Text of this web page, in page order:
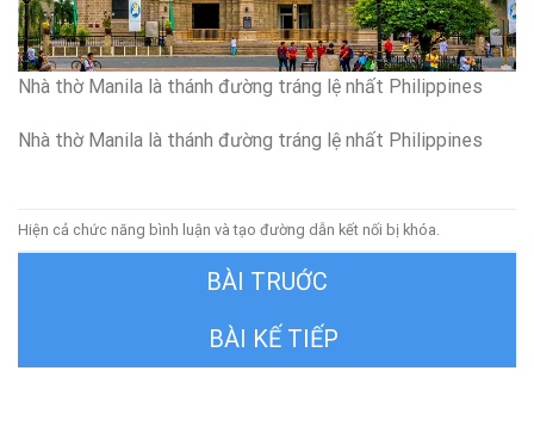
Nhà thờ Manila là thánh đường tráng lệ nhất Philippines
Nhà thờ Manila là thánh đường tráng lệ nhất Philippines
Hiện cả chức năng bình luận và tạo đường dẫn kết nối bị khóa.